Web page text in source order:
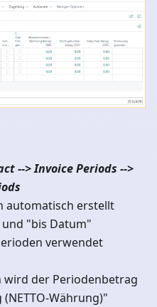
--> Invoice Periods -->
automatisch erstellt
"bis Datum"
verwendet
wird der Periodenbetrag
Währung)"